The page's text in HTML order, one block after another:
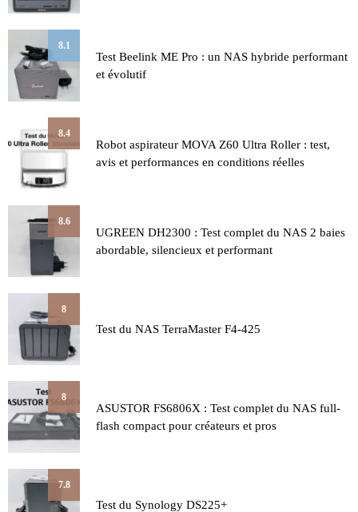
8.1
Test Beelink ME Pro : un NAS hybride performant
et évolutif
8.4
Robot aspirateur MOVA Z60 Ultra Roller : test,
avis et performances en conditions réelles
8.6
UGREEN DH2300 : Test complet du NAS 2 baies
abordable, silencieux et performant
8
Test du NAS TerraMaster F4-425
8
ASUSTOR FS6806X : Test complet du NAS full-
flash compact pour créateurs et pros
7.8
Test du Synology DS225+